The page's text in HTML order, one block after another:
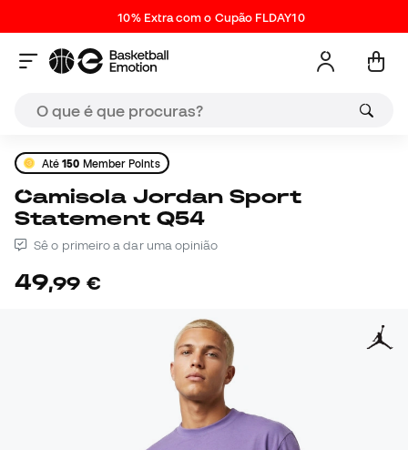
10% Extra com o Cupão FLDAY10
Até150 Member Points
Camisola Jordan Sport
Statement Q54
Sê o primeiro a dar uma opinião
49,99 €